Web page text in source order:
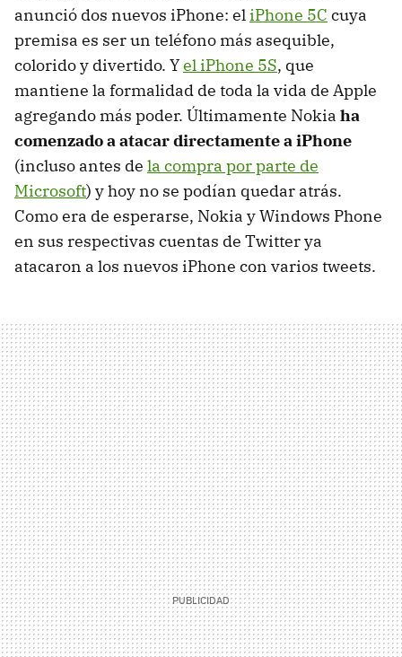
anunció dos nuevos iPhone: eliPhone 5C cuya
premisa es ser un teléfono más asequible,
colorido y divertido. Yel iPhone 5S, que
mantiene la formalidad de toda la vida de Apple
agregando más poder. Últimamente Nokia ha
comenzado a atacar directamente a iPhone
(incluso antes de la compra por parte de
Microsoft) y hoy no se podían quedar atrás.
Como era de esperarse, Nokia y Windows Phone
en sus respectivas cuentas de Twitter ya
atacaron a los nuevos iPhone con varios tweets.